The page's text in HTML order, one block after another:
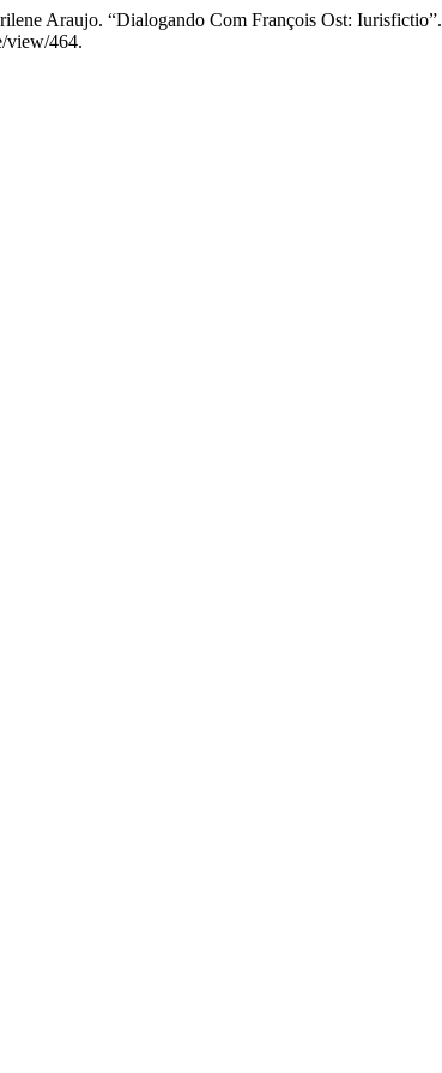
Araujo. “Dialogando Com François Ost: Iurisfictio”.
view/464.